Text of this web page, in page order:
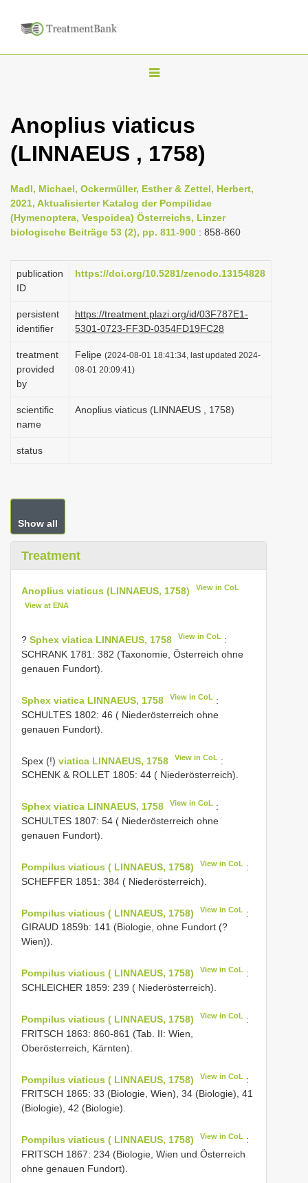
T
g
l
n
a
g
i
n
Anoplius viaticus
(LINNAEUS , 1758)
Madl, Michael, Ockermüller, Esther & Zettel, Herbert,
2021, Aktualisierter Katalog der Pompilidae
(Hymenoptera, Vespoidea) Österreichs, Linzer
biologische Beiträge 53 (2), pp. 811-900 : 858-860
publication
ID
https://doi.org/10.5281/zenodo.13154828
persistent
identifier
https://treatment.plazi.org/id/03F787E1-
5301-0723-FF3D-0354FD19FC28
treatment
provided
by
Felipe (2024-08-01 18:41:34, last updated 2024-
08-01 20:09:41)
scientific
name
Anoplius viaticus (LINNAEUS , 1758)
status
Show all
Treatment
Anoplius viaticus (LINNAEUS, 1758) View in CoL
View at ENA
? Sphex viatica LINNAEUS, 1758 View in CoL :
SCHRANK 1781: 382 (Taxonomie, Österreich ohne
genauen Fundort).
Sphex viatica LINNAEUS, 1758 View in CoL :
SCHULTES 1802: 46 ( Niederösterreich ohne
genauen Fundort).
Spex (!) viatica LINNAEUS, 1758 View in CoL :
SCHENK & ROLLET 1805: 44 ( Niederösterreich).
Sphex viatica LINNAEUS, 1758 View in CoL :
SCHULTES 1807: 54 ( Niederösterreich ohne
genauen Fundort).
Pompilus viaticus ( LINNAEUS, 1758) View in CoL :
SCHEFFER 1851: 384 ( Niederösterreich).
Pompilus viaticus ( LINNAEUS, 1758) View in CoL :
GIRAUD 1859b: 141 (Biologie, ohne Fundort (?
Wien)).
Pompilus viaticus ( LINNAEUS, 1758) View in CoL :
SCHLEICHER 1859: 239 ( Niederösterreich).
Pompilus viaticus ( LINNAEUS, 1758) View in CoL :
FRITSCH 1863: 860-861 (Tab. II: Wien,
Oberösterreich, Kärnten).
Pompilus viaticus ( LINNAEUS, 1758) View in CoL :
FRITSCH 1865: 33 (Biologie, Wien), 34 (Biologie), 41
(Biologie), 42 (Biologie).
Pompilus viaticus ( LINNAEUS, 1758) View in CoL :
FRITSCH 1867: 234 (Biologie, Wien und Österreich
ohne genauen Fundort).